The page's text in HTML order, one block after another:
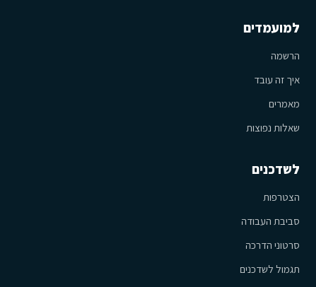
למועמדים
הרשמה
איך זה עובד
מאמרים
שאלות נפוצות
לשדכנים
הצטרפות
סביבת העבודה
סרטוני הדרכה
תגמול לשדכנים